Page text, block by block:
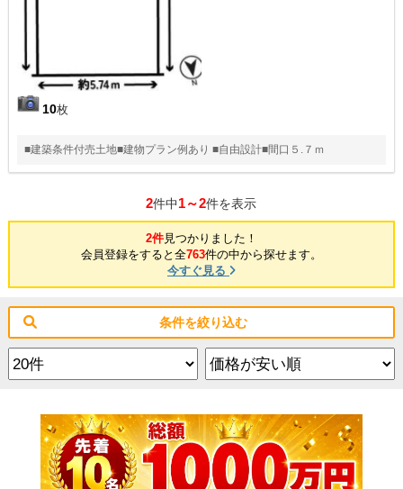
10枚
■建築条件付売土地■建物プラン例あり ■自由設計■間口５.７ｍ
2件中1～2件を表示
2件見つかりました！
会員登録をすると全763件の中から探せます。
今すぐ見る
条件を絞り込む